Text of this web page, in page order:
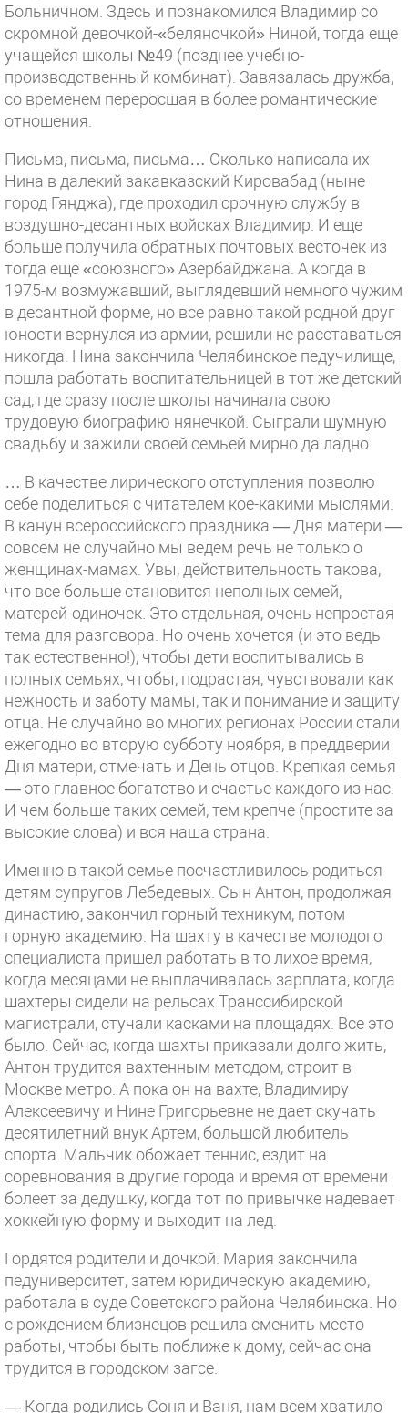
Больничном. Здесь и познакомился Владимир со
скромной девочкой-«беляночкой» Ниной, тогда еще
учащейся школы №49 (позднее учебно-
производственный комбинат). Завязалась дружба,
со временем переросшая в более романтические
отношения.
Письма, письма, письма… Сколько написала их
Нина в далекий закавказский Кировабад (ныне
город Гянджа), где проходил срочную службу в
воздушно-десантных войсках Владимир. И еще
больше получила обратных почтовых весточек из
тогда еще «союзного» Азербайджана. А когда в
1975-м возмужавший, выглядевший немного чужим
в десантной форме, но все равно такой родной друг
юности вернулся из армии, решили не расставаться
никогда. Нина закончила Челябинское педучилище,
пошла работать воспитательницей в тот же детский
сад, где сразу после школы начинала свою
трудовую биографию нянечкой. Сыграли шумную
свадьбу и зажили своей семьей мирно да ладно.
… В качестве лирического отступления позволю
себе поделиться с читателем кое-какими мыслями.
В канун всероссийского праздника — Дня матери —
совсем не случайно мы ведем речь не только о
женщинах-мамах. Увы, действительность такова,
что все больше становится неполных семей,
матерей-одиночек. Это отдельная, очень непростая
тема для разговора. Но очень хочется (и это ведь
так естественно!), чтобы дети воспитывались в
полных семьях, чтобы, подрастая, чувствовали как
нежность и заботу мамы, так и понимание и защиту
отца. Не случайно во многих регионах России стали
ежегодно во вторую субботу ноября, в преддверии
Дня матери, отмечать и День отцов. Крепкая семья
— это главное богатство и счастье каждого из нас.
И чем больше таких семей, тем крепче (простите за
высокие слова) и вся наша страна.
Именно в такой семье посчастливилось родиться
детям супругов Лебедевых. Сын Антон, продолжая
династию, закончил горный техникум, потом
горную академию. На шахту в качестве молодого
специалиста пришел работать в то лихое время,
когда месяцами не выплачивалась зарплата, когда
шахтеры сидели на рельсах Транссибирской
магистрали, стучали касками на площадях. Все это
было. Сейчас, когда шахты приказали долго жить,
Антон трудится вахтенным методом, строит в
Москве метро. А пока он на вахте, Владимиру
Алексеевичу и Нине Григорьевне не дает скучать
десятилетний внук Артем, большой любитель
спорта. Мальчик обожает теннис, ездит на
соревнования в другие города и время от времени
болеет за дедушку, когда тот по привычке надевает
хоккейную форму и выходит на лед.
Гордятся родители и дочкой. Мария закончила
педуниверситет, затем юридическую академию,
работала в суде Советского района Челябинска. Но
с рождением близнецов решила сменить место
работы, чтобы быть поближе к дому, сейчас она
трудится в городском загсе.
— Когда родились Соня и Ваня, нам всем хватило